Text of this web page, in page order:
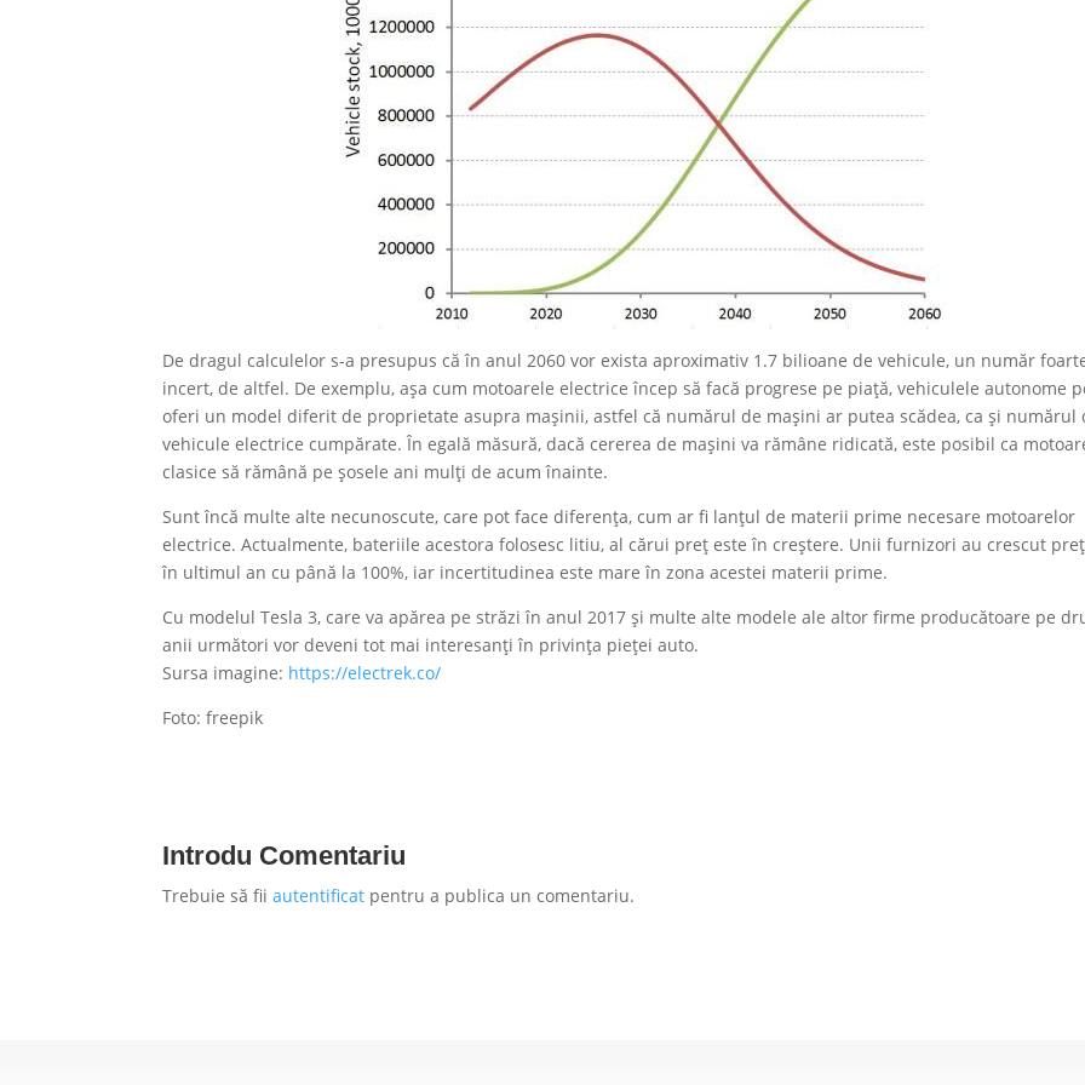
De dragul calculelor s-a presupus că în anul 2060 vor exista aproximativ 1.7 bilioane de vehicule, un număr
incert, de altfel. De exemplu, așa cum motoarele electrice încep să facă progrese pe piață, vehiculele autonome
oferi un model diferit de proprietate asupra mașinii, astfel că numărul de mașini ar putea scădea, ca și numărul
vehicule electrice cumpărate. În egală măsură, dacă cererea de mașini va rămâne ridicată, este posibil ca
clasice să rămână pe șosele ani mulți de acum înainte.
Sunt încă multe alte necunoscute, care pot face diferența, cum ar fi lanțul de materii prime necesare motoarelor
electrice. Actualmente, bateriile acestora folosesc litiu, al cărui preț este în creștere. Unii furnizori au crescut
în ultimul an cu până la 100%, iar incertitudinea este mare în zona acestei materii prime.
Cu modelul Tesla 3, care va apărea pe străzi în anul 2017 și multe alte modele ale altor firme producătoare pe
anii următori vor deveni tot mai interesanți în privința pieței auto.
Sursa imagine: https://electrek.co/
Foto: freepik
Introdu Comentariu
Trebuie să fiiautentificat pentru a publica un comentariu.